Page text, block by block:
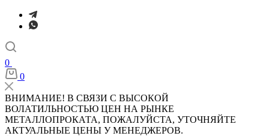
0
0
ВНИМАНИЕ! В СВЯЗИ С ВЫСОКОЙ
ВОЛАТИЛЬНОСТЬЮ ЦЕН НА РЫНКЕ
МЕТАЛЛОПРОКАТА, ПОЖАЛУЙСТА, УТОЧНЯЙТЕ
АКТУАЛЬНЫЕ ЦЕНЫ У МЕНЕДЖЕРОВ.